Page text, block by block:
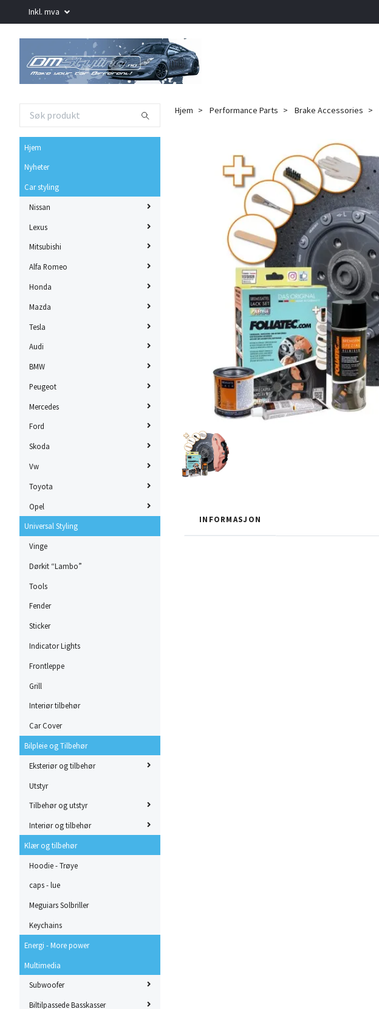
Inkl. mva
Hjem
Nyheter
Car styling
Nissan
Lexus
Mitsubishi
Alfa Romeo
Honda
Mazda
Tesla
Audi
BMW
Peugeot
Mercedes
Ford
Skoda
Vw
Toyota
Opel
Universal Styling
Vinge
Dørkit “Lambo”
Tools
Fender
Sticker
Indicator Lights
Frontleppe
Grill
Interiør tilbehør
Car Cover
Bilpleie og Tilbehør
Eksteriør og tilbehør
Utstyr
Tilbehør og utstyr
Interiør og tilbehør
Klær og tilbehør
Hoodie - Trøye
caps - lue
Meguiars Solbriller
Keychains
Energi - More power
Multimedia
Subwoofer
Biltilpassede Basskasser
Hjem Performance Parts Brake Accessories
INFORMASJON